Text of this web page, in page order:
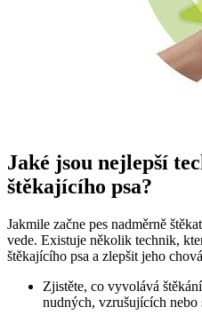
Jaké jsou nejlepší
štěkajícího psa?
Jakmile začne pes nadměrně
vede. Existuje několik technik,
štěkajícího psa a zlepšit jeho
Zjistěte, co vyvolává
nudných, vzrušujících nebo